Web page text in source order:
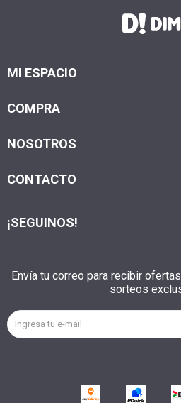
MI ESPACIO
COMPRA
NOSOTROS
CONTACTO
Envía tu correo para recibir
sorteos
¡SEGUINOS!